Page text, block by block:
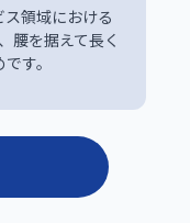
領域における
腰を据えて長く
す。